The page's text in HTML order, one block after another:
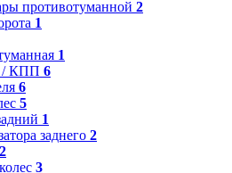
противотуманной 2
1
1
/ КПП 6
6
5
1
заднего 2
2
3